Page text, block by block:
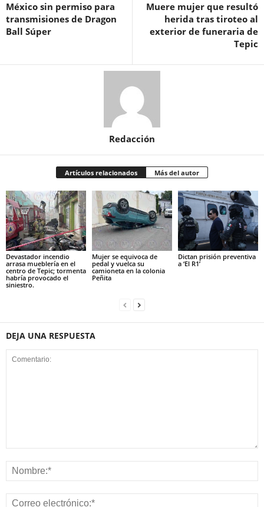
México sin permiso para
transmisiones de Dragon
Ball Súper
Muere mujer que resultó
herida tras tiroteo al
exterior de funeraria de
Tepic
Redacción
Artículos relacionados Más del autor
Devastador incendio
arrasa mueblería en el
centro de Tepic; tormenta
habría provocado el
siniestro.
Mujer se equivoca de
pedal y vuelca su
camioneta en la colonia
Peñita
Dictan prisión preventiva
a ‘El R1’
DEJA UNA RESPUESTA